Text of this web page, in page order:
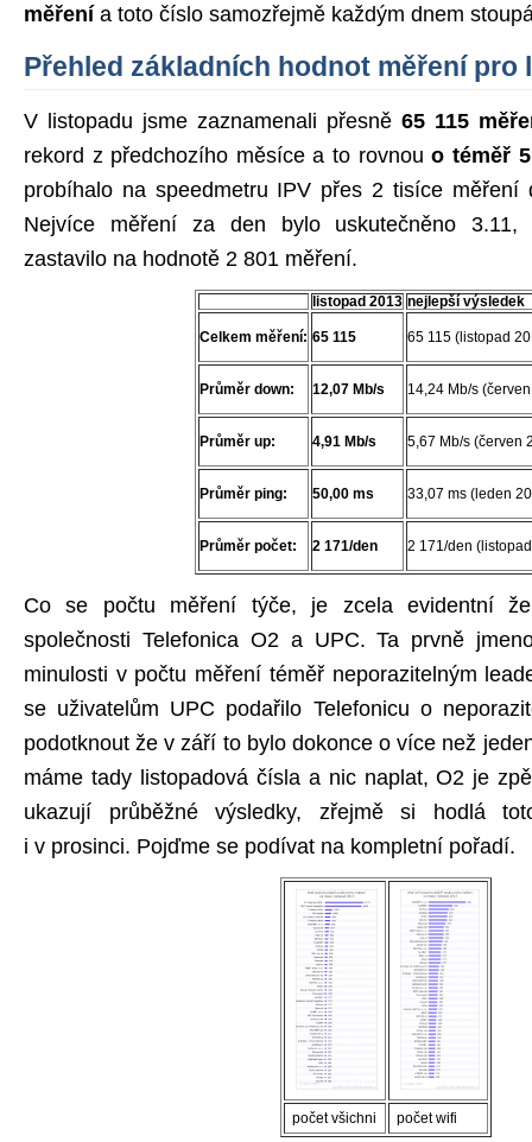
měření a toto číslo samozřejmě každým dnem
Přehled základních hodnot měření pro
V listopadu jsme zaznamenali přesně 65 115
rekord z předchozího měsíce a to rovnouo téměř
probíhalo na speedmetru IPV přes 2 tisíce měření
Nejvíce měření za den bylo uskutečněno 3.11,
zastavilo na hodnotě 2 801 měření.
listopad 2013 nejlepší výsledek
Celkem měření: 65 115 65 115 (listopad
Průměr down: 12,07 Mb/s 14,24 Mb/s
Průměr up: 4,91 Mb/s 5,67 Mb/s (červen
Průměr ping: 50,00 ms 33,07 ms (leden
Průměr počet: 2 171/den 2 171/den
Co se počtu měření týče, je zcela evidentní
společnosti Telefonica O2 a UPC. Ta prvně
minulosti v počtu měření téměř neporazitelným
se uživatelům UPC podařilo Telefonicu o
podotknout že v září to bylo dokonce o více než
máme tady listopadová čísla a nic naplat, O2 je
ukazují průběžné výsledky, zřejmě si hodlá
i v prosinci. Pojďme se podívat na kompletní pořadí.
počet všichni počet wifi